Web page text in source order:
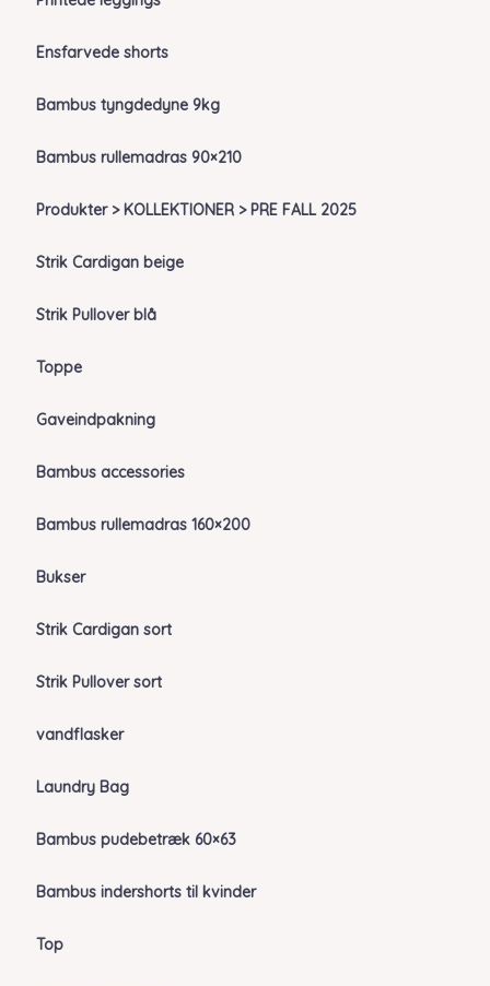
Ensfarvede shorts
Bambus tyngdedyne 9kg
Bambus rullemadras 90×210
Produkter > KOLLEKTIONER > PRE FALL 2025
Strik Cardigan beige
Strik Pullover blå
Toppe
Gaveindpakning
Bambus accessories
Bambus rullemadras 160×200
Bukser
Strik Cardigan sort
Strik Pullover sort
vandflasker
Laundry Bag
Bambus pudebetræk 60×63
Bambus indershorts til kvinder
Top